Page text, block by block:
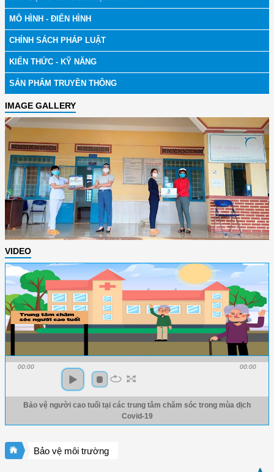
MÔ HÌNH - ĐIỂN HÌNH
CHÍNH SÁCH PHÁP LUẬT
KIẾN THỨC - KỸ NĂNG
SẢN PHẨM TRUYỀN THÔNG
IMAGE GALLERY
VIDEO
00:00 00:00
Bảo vệ người cao tuổi tại các trung tâm chăm sóc trong mùa dịch
Covid-19
Bảo vệ môi trường